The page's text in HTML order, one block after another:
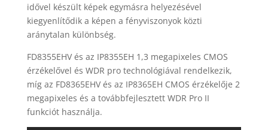
idővel készült képek egymásra helyezésével
kiegyenlítődik a képen a fényviszonyok közti
aránytalan különbség.
FD8355EHV és az IP8355EH 1,3 megapixeles CMOS
érzékelővel és WDR pro technológiával rendelkezik,
míg az FD8365EHV és az IP8365EH CMOS érzékelője 2
megapixeles és a továbbfejlesztett WDR Pro II
funkciót használja.